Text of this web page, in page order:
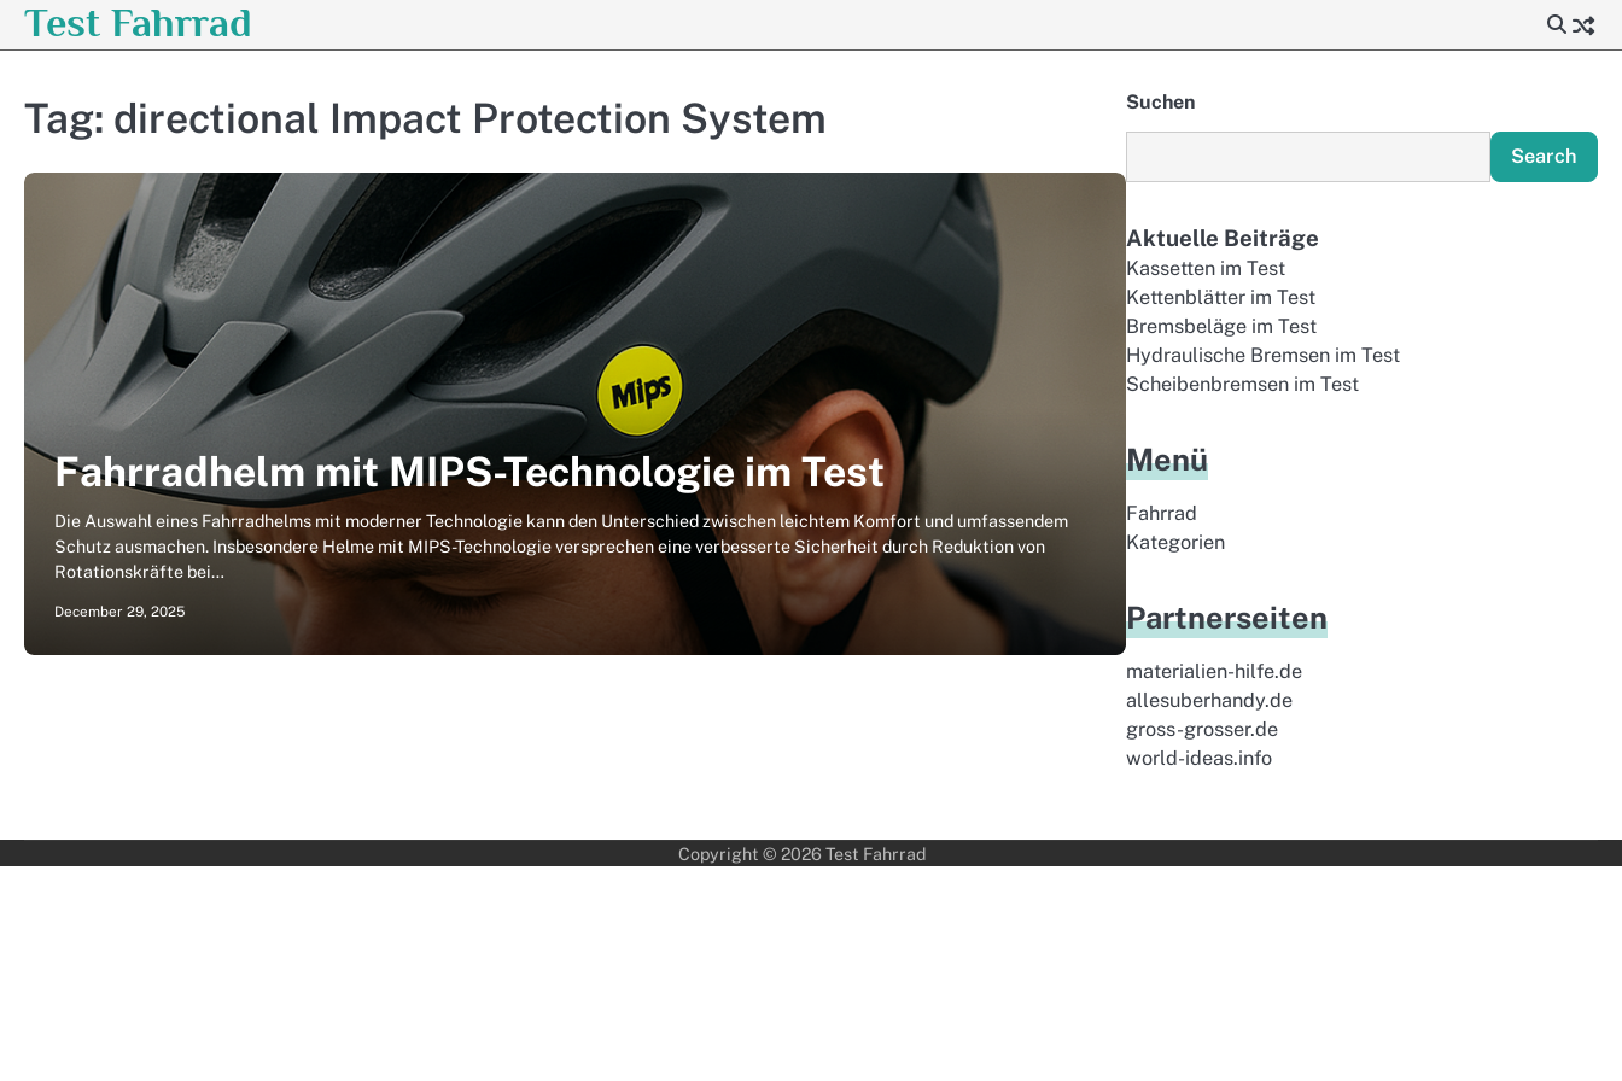
SkipTest Fahrrad
Tag: directional Impact Protection System
Fahrradhelm mit MIPS-Technologie im Test
Die Auswahl eines Fahrradhelms mit moderner Technologie kann den Unterschied zwischen leichtem Komfort und umfassendem
Schutz ausmachen. Insbesondere Helme mit MIPS-Technologie versprechen eine verbesserte Sicherheit durch Reduktion von
Rotationskräfte bei…
December 29, 2025
Suchen
Search
Aktuelle Beiträge
Kassetten im Test
Kettenblätter im Test
Bremsbeläge im Test
Hydraulische Bremsen im Test
Scheibenbremsen im Test
Menü
Fahrrad
Kategorien
Partnerseiten
materialien-hilfe.de
allesuberhandy.de
gross-grosser.de
world-ideas.info
Copyright © 2026 Test Fahrrad